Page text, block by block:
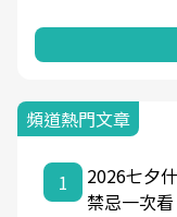
頻道熱門文章
1
2026七夕
禁忌一次看